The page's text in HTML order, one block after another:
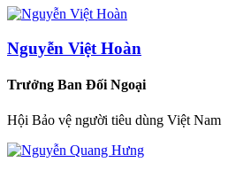
Nguyễn Việt Hoàn
Trưởng Ban Đối Ngoại
Hội Bảo vệ người tiêu dùng Việt Nam